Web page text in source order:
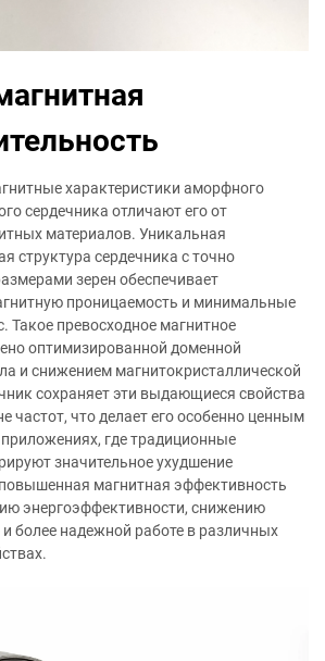
характеристики аморфного
сердечника отличают его от
материалов. Уникальная
структура сердечника с точно
зерен обеспечивает
проницаемость и минимальные
Такое превосходное магнитное
оптимизированной доменной
и снижением магнитокристаллической
сохраняет эти выдающиеся свойства
частот, что делает его особенно ценным
где традиционные
значительное ухудшение
магнитная эффективность
энергоэффективности, снижению
более надежной работе в различных